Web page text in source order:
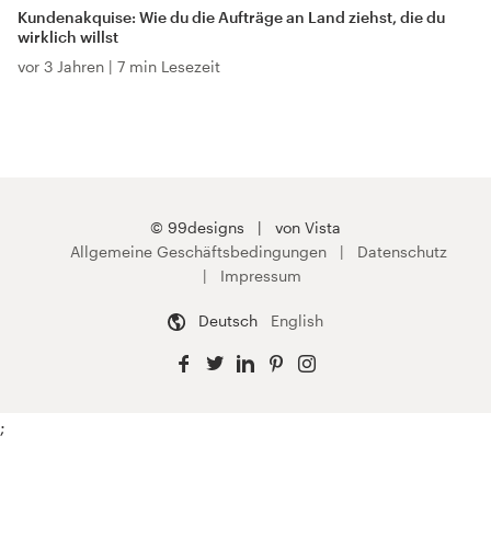
Kundenakquise: Wie du die Aufträge an Land ziehst, die du
wirklich willst
vor 3 Jahren | 7 min Lesezeit
© 99designs
von Vista
Allgemeine Geschäftsbedingungen
Datenschutz
Impressum
Deutsch English
;